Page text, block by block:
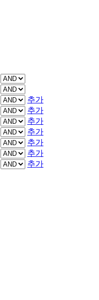
추가
추가
추가
추가
추가
추가
추가